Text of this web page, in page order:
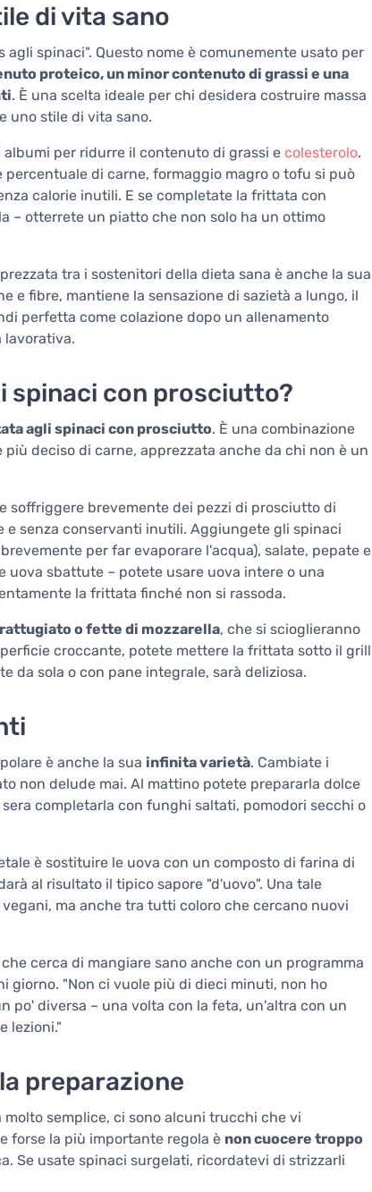
di vita sano
spinaci". Questo nome è comunemente usato per
proteico, un minor contenuto di grassi e una
. È una scelta ideale per chi desidera costruire massa
uno stile di vita sano.
per ridurre il contenuto di grassi e colesterolo.
di carne, formaggio magro o tofu si può
calorie inutili. E se completate la frittata con
– otterrete un piatto che non solo ha un ottimo
tra i sostenitori della dieta sana è anche la sua
e fibre, mantiene la sensazione di sazietà a lungo, il
perfetta come colazione dopo un allenamento
lavorativa.
spinaci con prosciutto?
agli spinaci con prosciutto. È una combinazione
deciso di carne, apprezzata anche da chi non è un
soffriggere brevemente dei pezzi di prosciutto di
senza conservanti inutili. Aggiungete gli spinaci
per far evaporare l'acqua), salate, pepate e
uova sbattute – potete usare uova intere o una
la frittata finché non si rassoda.
o fette di mozzarella, che si scioglieranno
croccante, potete mettere la frittata sotto il grill
da sola o con pane integrale, sarà deliziosa.
è anche la sua infinita varietà. Cambiate i
non delude mai. Al mattino potete prepararla dolce
sera completarla con funghi saltati, pomodori secchi o
è sostituire le uova con un composto di farina di
al risultato il tipico sapore "d'uovo". Una tale
ma anche tra tutti coloro che cercano nuovi
cerca di mangiare sano anche con un programma
giorno. "Non ci vuole più di dieci minuti, non ho
po' diversa – una volta con la feta, un'altra con un
lezioni."
preparazione
semplice, ci sono alcuni trucchi che vi
forse la più importante regola è non cuocere troppo
Se usate spinaci surgelati, ricordatevi di strizzarli